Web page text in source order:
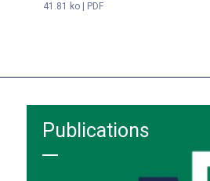
41.81 ko | PDF
Publications